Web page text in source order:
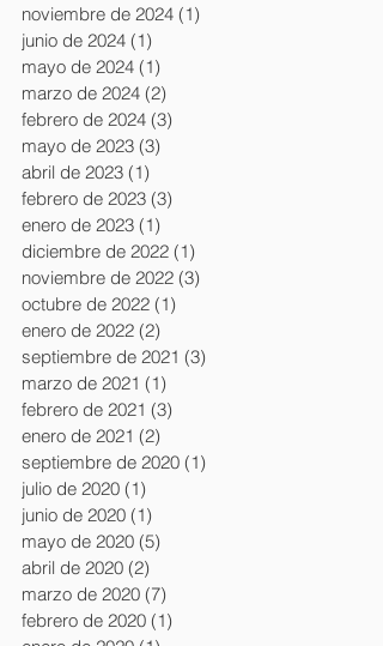
noviembre de 2024 (1)
junio de 2024 (1)
mayo de 2024 (1)
marzo de 2024 (2)
febrero de 2024 (3)
mayo de 2023 (3)
abril de 2023 (1)
febrero de 2023 (3)
enero de 2023 (1)
diciembre de 2022 (1)
noviembre de 2022 (3)
octubre de 2022 (1)
enero de 2022 (2)
septiembre de 2021 (3)
marzo de 2021 (1)
febrero de 2021 (3)
enero de 2021 (2)
septiembre de 2020 (1)
julio de 2020 (1)
junio de 2020 (1)
mayo de 2020 (5)
abril de 2020 (2)
marzo de 2020 (7)
febrero de 2020 (1)